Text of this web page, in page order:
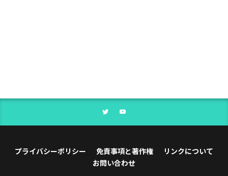
プライバシーポリシー 免責事項と著作権
リンクについて
お問い合わせ